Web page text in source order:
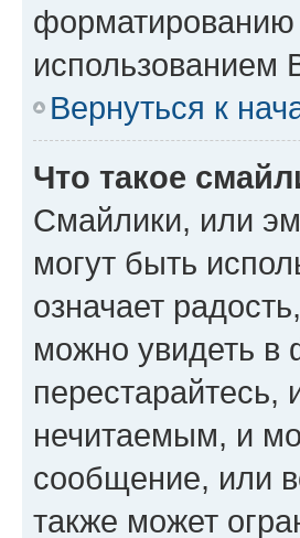
использованием
Вернуться к
Что такое
Смайлики, или
могут быть
означает
можно увидеть в
перестарайтесь,
нечитаемым, и
сообщение, или
также может